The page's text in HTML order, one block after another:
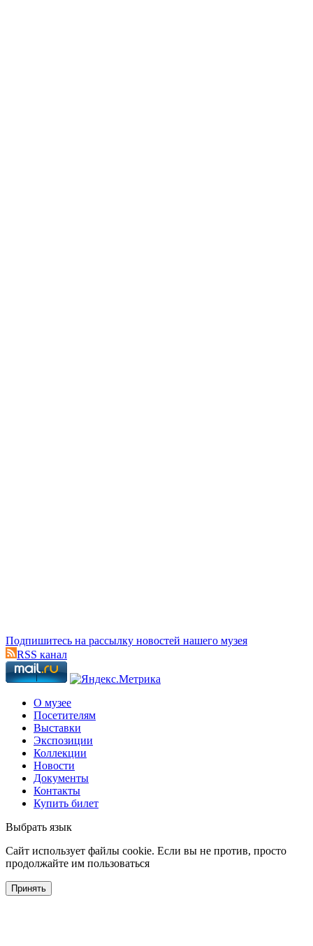
Подпишитесь на рассылку новостей нашего музея
RSS канал
О музее
Посетителям
Выставки
Экспозиции
Коллекции
Новости
Документы
Контакты
Купить билет
Выбрать язык
Cайт использует файлы cookie. Если вы не против, просто
продолжайте им пользоваться
Принять